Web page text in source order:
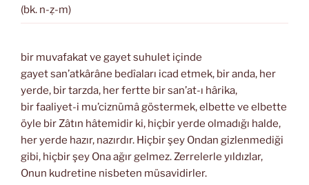
(bk. n-ẓ-m)
bir muvafakat ve gayet suhulet içinde
gayet san’atkârâne bedîaları icad etmek, bir anda, her
yerde, bir tarzda, her fertte bir san’at-ı hârika,
bir faaliyet-i mu’ciznümâ göstermek, elbette ve elbette
öyle bir Zâtın hâtemidir ki, hiçbir yerde olmadığı halde,
her yerde hazır, nazırdır. Hiçbir şey Ondan gizlenmediği
gibi, hiçbir şey Ona ağır gelmez. Zerrelerle yıldızlar,
Onun kudretine nisbeten müsavidirler.